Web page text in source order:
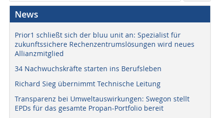
News
Prior1 schließt sich der bluu unit an: Spezialist für
zukunftssichere Rechenzentrumslösungen wird neues
Allianzmitglied
34 Nachwuchskräfte starten ins Berufsleben
Richard Sieg übernimmt Technische Leitung
Transparenz bei Umweltauswirkungen: Swegon stellt
EPDs für das gesamte Propan-Portfolio bereit